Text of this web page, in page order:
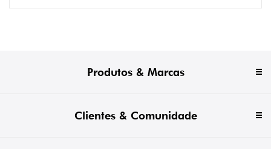
Produtos & Marcas
Clientes & Comunidade